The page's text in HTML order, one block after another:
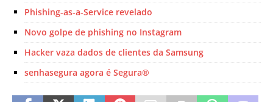
Phishing-as-a-Service revelado
Novo golpe de phishing no Instagram
Hacker vaza dados de clientes da Samsung
senhasegura agora é Segura®